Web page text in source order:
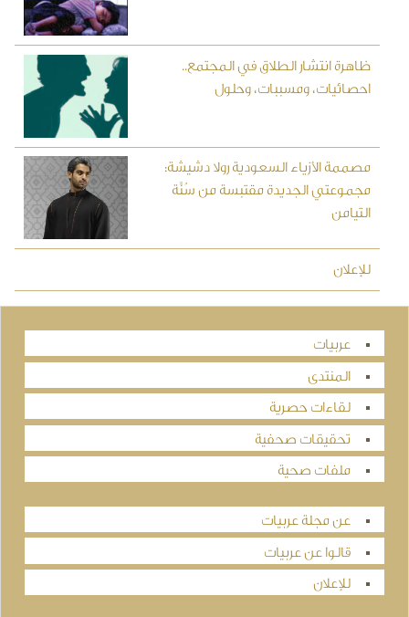
ظاهرة انتشار الطلاق في المجتمع..
احصائيات، ومسببات، وحلول
مصممة الأزياء السعودية رولا دشيشة:
مجموعتي الجديدة مقتبسة من سُنَّة
التيامن
للإعلان
عربيات
المنتدى
لقاءات حصرية
تحقيقات صحفية
ملفات صحية
عن مجلة عربيات
قالوا عن عربيات
للإعلان